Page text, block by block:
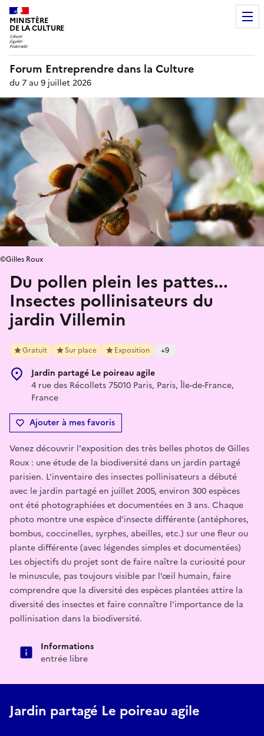
MINISTÈRE
DE LA CULTURE
Forum Entreprendre dans la Culture
du 7 au 9 juillet 2026
Du pollen plein les pattes...
Insectes pollinisateurs du
jardin Villemin
Gratuit Sur place Exposition +9
Jardin partagé Le poireau agile
4 rue des Récollets 75010 Paris, Paris, Île-de-France,
France
Ajouter à mes favoris
©Gilles Roux
Venez découvrir l'exposition des très belles photos de Gilles
Roux : une étude de la biodiversité dans un jardin partagé
parisien. L'inventaire des insectes pollinisateurs a débuté
avec le jardin partagé en juillet 2005, environ 300 espèces
ont été photographiées et documentées en 3 ans. Chaque
photo montre une espèce d’insecte différente (antéphores,
bombus, coccinelles, syrphes, abeilles, etc.) sur une fleur ou
plante différente (avec légendes simples et documentées)
Les objectifs du projet sont de faire naître la curiosité pour
le minuscule, pas toujours visible par l’œil humain, faire
comprendre que la diversité des espèces plantées attire la
diversité des insectes et faire connaître l’importance de la
pollinisation dans la biodiversité.
Informations
entrée libre
Jardin partagé Le poireau agile